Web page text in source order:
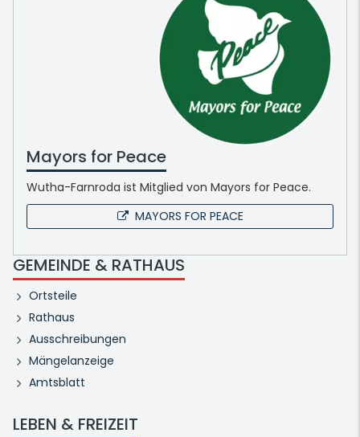
Mayors for Peace
Wutha-Farnroda ist Mitglied von Mayors for Peace.
MAYORS FOR PEACE
GEMEINDE & RATHAUS
Ortsteile
Rathaus
Ausschreibungen
Mängelanzeige
Amtsblatt
LEBEN & FREIZEIT